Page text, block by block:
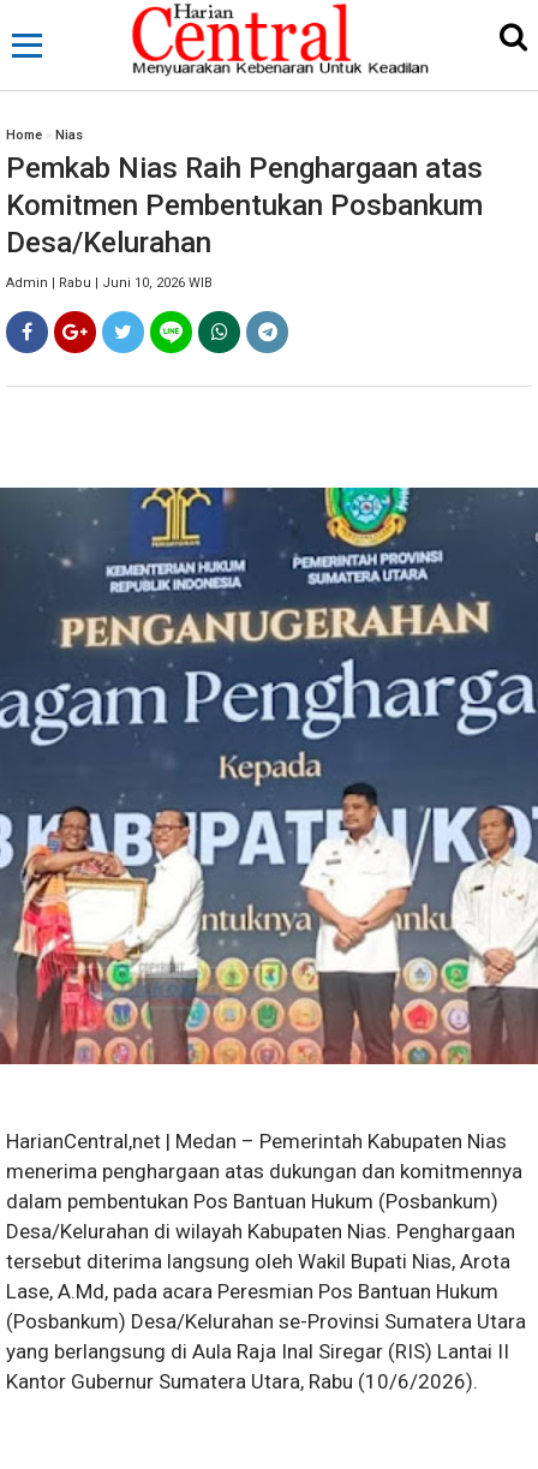
Home » Nias
Pemkab Nias Raih Penghargaan atas
Komitmen Pembentukan Posbankum
Desa/Kelurahan
Admin | Rabu | Juni 10, 2026 WIB
HarianCentral,net | Medan – Pemerintah Kabupaten Nias
menerima penghargaan atas dukungan dan komitmennya
dalam pembentukan Pos Bantuan Hukum (Posbankum)
Desa/Kelurahan di wilayah Kabupaten Nias. Penghargaan
tersebut diterima langsung oleh Wakil Bupati Nias, Arota
Lase, A.Md, pada acara Peresmian Pos Bantuan Hukum
(Posbankum) Desa/Kelurahan se-Provinsi Sumatera Utara
yang berlangsung di Aula Raja Inal Siregar (RIS) Lantai II
Kantor Gubernur Sumatera Utara, Rabu (10/6/2026).